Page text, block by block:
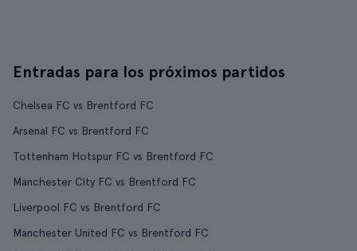
Entradas para los próximos partidos
Chelsea FC vs Brentford FC
Arsenal FC vs Brentford FC
Tottenham Hotspur FC vs Brentford FC
Manchester City FC vs Brentford FC
Liverpool FC vs Brentford FC
Manchester United FC vs Brentford FC